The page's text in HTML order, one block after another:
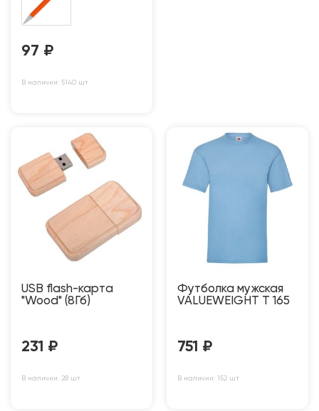
97 ₽
В наличии: 5140 шт
USB flash-карта
"Wood" (8Гб)
231 ₽
В наличии: 28 шт
Футболка мужская
VALUEWEIGHT T 165
751 ₽
В наличии: 152 шт